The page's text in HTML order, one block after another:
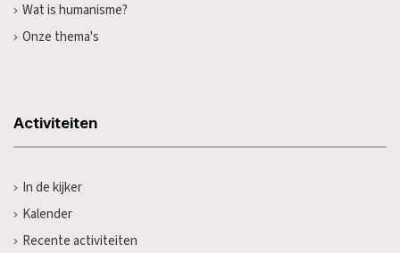
Wat is humanisme?
Onze thema's
Activiteiten
In de kijker
Kalender
Recente activiteiten